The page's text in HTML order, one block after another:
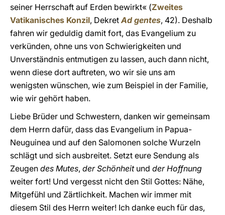
seiner Herrschaft auf Erden bewirkt« (Zweites
Vatikanisches Konzil, Dekret Ad gentes, 42). Deshalb
fahren wir geduldig damit fort, das Evangelium zu
verkünden, ohne uns von Schwierigkeiten und
Unverständnis entmutigen zu lassen, auch dann nicht,
wenn diese dort auftreten, wo wir sie uns am
wenigsten wünschen, wie zum Beispiel in der Familie,
wie wir gehört haben.
Liebe Brüder und Schwestern, danken wir gemeinsam
dem Herrn dafür, dass das Evangelium in Papua-
Neuguinea und auf den Salomonen solche Wurzeln
schlägt und sich ausbreitet. Setzt eure Sendung als
Zeugen des Mutes, der Schönheitund der Hoffnung
weiter fort! Und vergesst nicht den Stil Gottes: Nähe,
Mitgefühl und Zärtlichkeit. Machen wir immer mit
diesem Stil des Herrn weiter! Ich danke euch für das,